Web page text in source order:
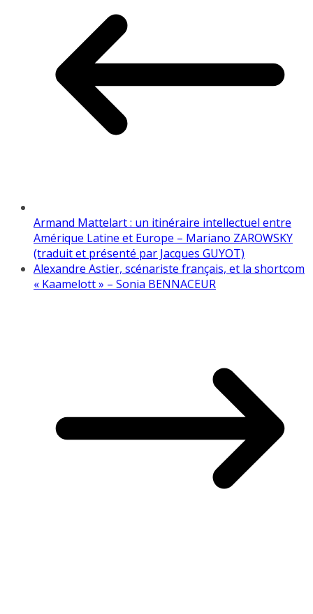
Armand Mattelart : un itinéraire intellectuel entre
Amérique Latine et Europe – Mariano ZAROWSKY
(traduit et présenté par Jacques GUYOT)
Alexandre Astier, scénariste français, et la shortcom
« Kaamelott » – Sonia BENNACEUR